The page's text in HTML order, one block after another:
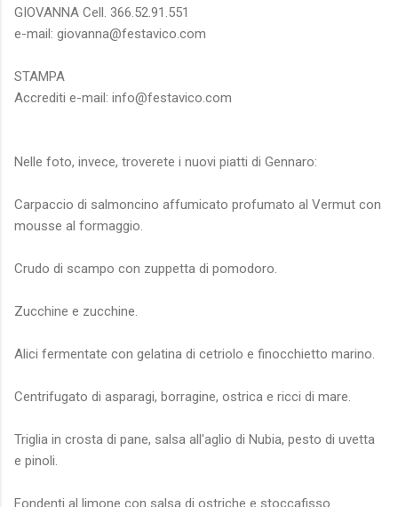
GIOVANNA Cell. 366.52.91.551
e-mail: giovanna@festavico.com
STAMPA
Accrediti e-mail: info@festavico.com
Nelle foto, invece, troverete i nuovi piatti di Gennaro:
Carpaccio di salmoncino affumicato profumato al Vermut con
mousse al formaggio.
Crudo di scampo con zuppetta di pomodoro.
Zucchine e zucchine.
Alici fermentate con gelatina di cetriolo e finocchietto marino.
Centrifugato di asparagi, borragine, ostrica e ricci di mare.
Triglia in crosta di pane, salsa all'aglio di Nubia, pesto di uvetta
e pinoli.
Fondenti al limone con salsa di ostriche e stoccafisso.